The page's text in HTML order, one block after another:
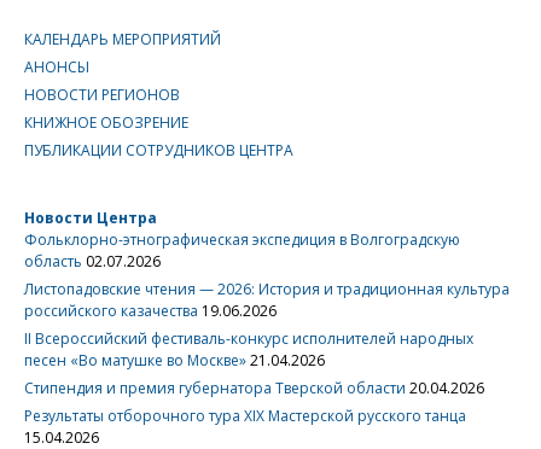
КАЛЕНДАРЬ МЕРОПРИЯТИЙ
АНОНСЫ
НОВОСТИ РЕГИОНОВ
КНИЖНОЕ ОБОЗРЕНИЕ
ПУБЛИКАЦИИ СОТРУДНИКОВ ЦЕНТРА
Новости Центра
Фольклорно-этнографическая экспедиция в Волгоградскую
область 02.07.2026
Листопадовские чтения — 2026: История и традиционная культура
российского казачества 19.06.2026
II Всероссийский фестиваль-конкурс исполнителей народных
песен «Во матушке во Москве»21.04.2026
Стипендия и премия губернатора Тверской области 20.04.2026
Результаты отборочного тура XIX Мастерской русского танца
15.04.2026